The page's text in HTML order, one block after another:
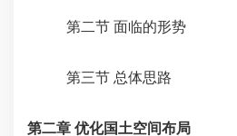
第二节 面临的形势
第三节 总体思路
第二章 优化国土空间布局